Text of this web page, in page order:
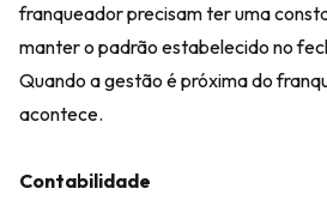
franqueador precisam ter uma
manter o padrão estabelecido no
Quando a gestão é próxima do
acontece.
Contabilidade